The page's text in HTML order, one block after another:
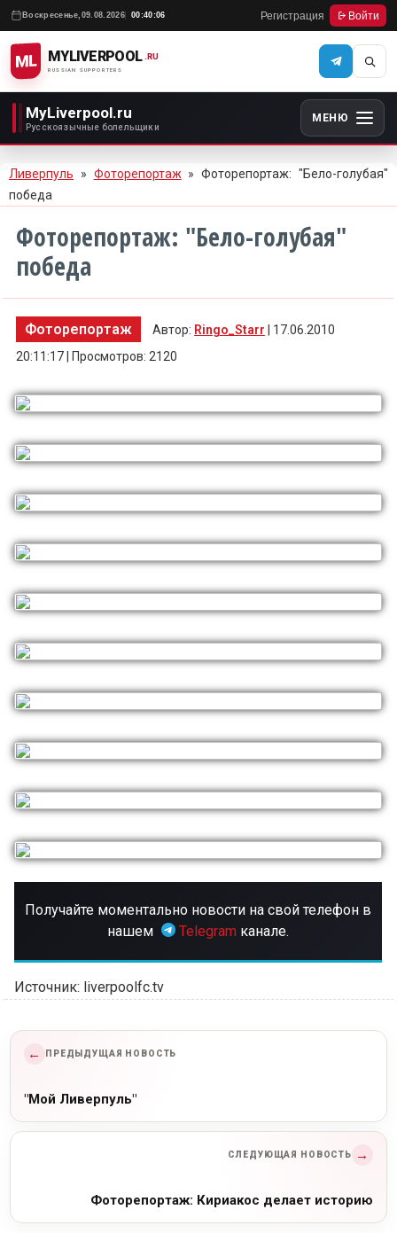
Воскресенье, 09.08.2026 00:40:06 Регистрация Войти
ML MYLIVERPOOL
RUSSIAN SUPPORTERS
.RU
MyLiverpool.ru
Русскоязычные болельщики
МЕНЮ
Ливерпуль » Фоторепортаж » Фоторепортаж: "Бело-голубая"
победа
Фоторепортаж: "Бело-голубая"
победа
Фоторепортаж Автор: Ringo_Starr | 17.06.2010
20:11:17 | Просмотров: 2120
Получайте моментально новости на свой телефон в
нашем
Telegram канале.
Источник: liverpoolfc.tv
← ПРЕДЫДУЩАЯ НОВОСТЬ
"Мой Ливерпуль"
СЛЕДУЮЩАЯ НОВОСТЬ →
Фоторепортаж: Кириакос делает историю